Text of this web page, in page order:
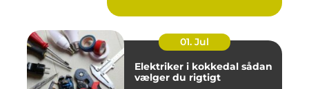
01. Jul
Elektriker i kokkedal sådan
vælger du rigtigt